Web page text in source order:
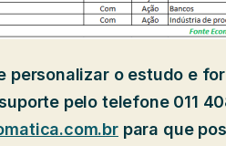
personalizar o estudo e
pelo telefone 011
para que